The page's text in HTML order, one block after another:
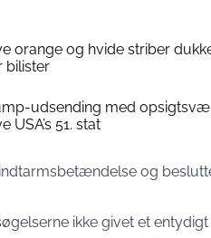
orange og hvide striber
bilister
udsending med
USA’s 51. stat
og
ikke givet et